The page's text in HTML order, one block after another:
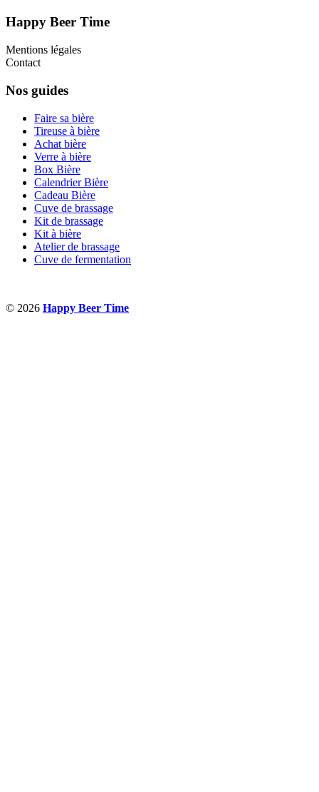
Happy Beer Time
Mentions légales
Contact
Nos guides
Faire sa bière
Tireuse à bière
Achat bière
Verre à bière
Box Bière
Calendrier Bière
Cadeau Bière
Cuve de brassage
Kit de brassage
Kit à bière
Atelier de brassage
Cuve de fermentation
© 2026 Happy Beer Time